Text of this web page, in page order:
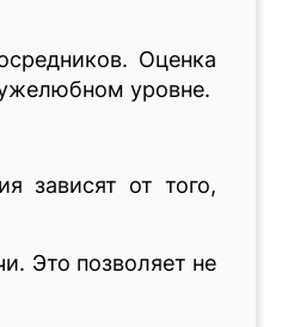
Оценка
уровне.
зависят от того,
Это позволяет не